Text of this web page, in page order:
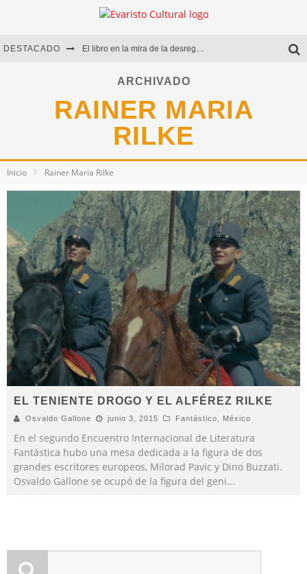
DESTACADO El libro en la mira de la desregulación
Marcelo Rubio | El llovedor
Diego Meret | Hotel Acapulco
Alejandra Correa | La nieve
ARCHIVADO
RAINER MARIA
RILKE
Inicio Rainer Maria Rilke
EL TENIENTE DROGO Y EL ALFÉREZ RILKE
Osvaldo Gallone junio 3, 2015 Fantástico México
En el segundo Encuentro Internacional de Literatura
Fantástica hubo una mesa dedicada a la figura de dos
grandes escritores europeos, Milorad Pavic y Dino Buzzati.
Osvaldo Gallone se ocupó de la figura del geni...